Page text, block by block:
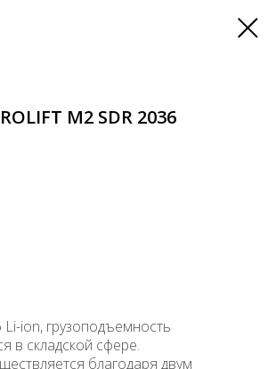
M2 SDR 2036
ion, грузоподъемность
в складской сфере.
благодаря двум